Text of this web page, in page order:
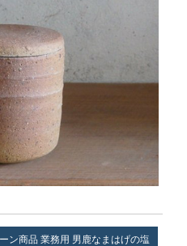
ン商品 業務用 男鹿なまはげの塩